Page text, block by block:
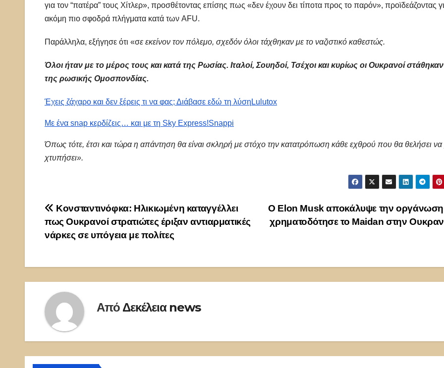
για τον “πατέρα” τους Χίτλερ», προσθέτοντας επίσης πως «δεν έχουν δει τίποτα προς το παρόν», προϊδεάζοντας
ακόμη πιο σφοδρά πλήγματα κατά των AFU.
Παράλληλα, εξήγησε ότι «σε εκείνον τον πόλεμο, σχεδόν όλοι τάχθηκαν με το ναζιστικό καθεστώς.
Όλοι ήταν με το μέρος τους και κατά της Ρωσίας. Ιταλοί, Σουηδοί, Τσέχοι και κυρίως οι Ουκρανοί
της ρωσικής Ομοσπονδίας.
Έχεις ζάχαρο και δεν ξέρεις τι να φας; Διάβασε εδώ τη λύση Lulutox
Με ένα snap κερδίζεις… και με τη Sky Express!Snappi
Όπως τότε, έτσι και τώρα η απάντηση θα είναι σκληρή με στόχο την κατατρόπωση κάθε εχθρού που θα θελήσει να
χτυπήσει».
Πλοήγηση
άρθρων
Ο Elon Musk αποκάλυψε την
χρηματοδότησε το Maidan στην
Κονσταντινόφκα: Ηλικιωμένη καταγγέλλει
πως Ουκρανοί στρατιώτες έριξαν αντιαρματικές
νάρκες σε υπόγεια με πολίτες
Από Δεκέλεια news